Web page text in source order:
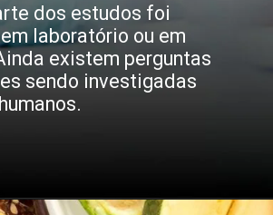
dos estudos foi
laboratório ou em
existem perguntas
sendo investigadas